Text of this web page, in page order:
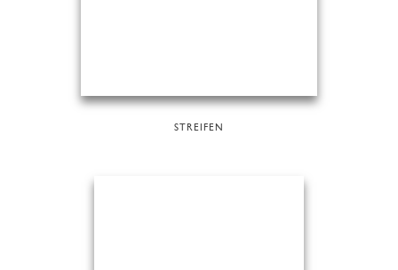
STREIFEN